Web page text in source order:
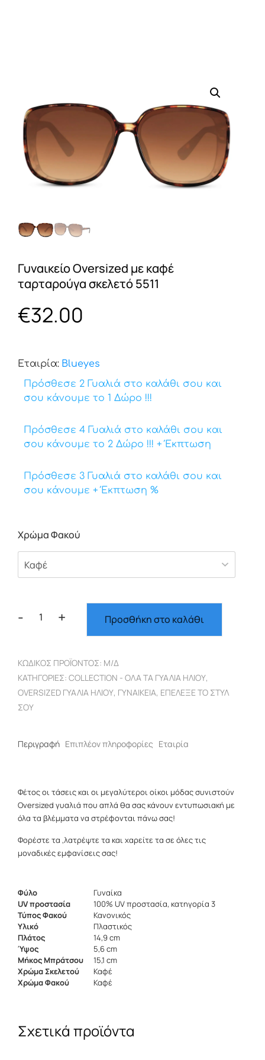
Γυναικείο Oversized με καφέ
ταρταρούγα σκελετό 5511
€32.00
Εταιρία: Βlueyes
Πρόσθεσε 2 Γυαλιά στο καλάθι σου και
σου κάνουμε το 1 Δώρο !!!
Πρόσθεσε 4 Γυαλιά στο καλάθι σου και
σου κάνουμε το 2 Δώρο !!! + Έκπτωση
Πρόσθεσε 3 Γυαλιά στο καλάθι σου και
σου κάνουμε + Έκπτωση %
Χρώμα Φακού
-
Γυναικείο
καφέ
ταρταρούγα
σκελετό
5511
+ Προσθήκη στο καλάθι
ΚΩΔΙΚΌΣ ΠΡΟΪΌΝΤΟΣ: Μ/Δ
ΚΑΤΗΓΟΡΊΕΣ: COLLECTION - ΌΛΑ ΤΑ ΓΥΑΛΙΆ ΗΛΊΟΥ,
OVERSIZED ΓΥΑΛΙΆ ΗΛΊΟΥ, ΓΥΝΑΙΚΕΊΑ, ΕΠΈΛΕΞΕ ΤΟ ΣΤΥΛ
ΣΟΥ
Περιγραφή Επιπλέον πληροφορίες Εταιρία
Φέτος οι τάσεις και οι μεγαλύτεροι οίκοι μόδας συνιστούν
Oversized γυαλιά που απλά θα σας κάνουν εντυπωσιακή με
όλα τα βλέμματα να στρέφονται πάνω σας!
Φορέστε τα ,λατρέψτε τα και χαρείτε τα σε όλες τις
μοναδικές εμφανίσεις σας!
Φύλο
Γυναίκα
UV προστασία
100% UV προστασία, κατηγορία 3
Τύπος Φακού
Κανονικός
Υλικό
Πλαστικός
Πλάτος
14,9 cm
Ύψος
5,6 cm
Μήκος Μπράτσου
15,1 cm
Χρώμα Σκελετού
Καφέ
Χρώμα Φακού
Καφέ
Σχετικά προϊόντα